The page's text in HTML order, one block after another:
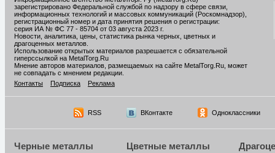
зарегистрировано Федеральной службой по надзору в сфере связи,
информационных технологий и массовых коммуникаций (Роскомнадзор),
регистрационный номер и дата принятия решения о регистрации:
серия ИА № ФС 77 - 85704 от 03 августа 2023 г.
Новости, аналитика, цены, статистика рынка черных, цветных и
драгоценных металлов.
Использование открытых материалов разрешается с обязательной
гиперссылкой на MetalTorg.Ru
Мнение авторов материалов, размещаемых на сайте MetalTorg.Ru, может
не совпадать с мнением редакции.
Контакты
Подписка Реклама
RSS ВКонтакте Одноклассники
Черные металлы Цветные металлы